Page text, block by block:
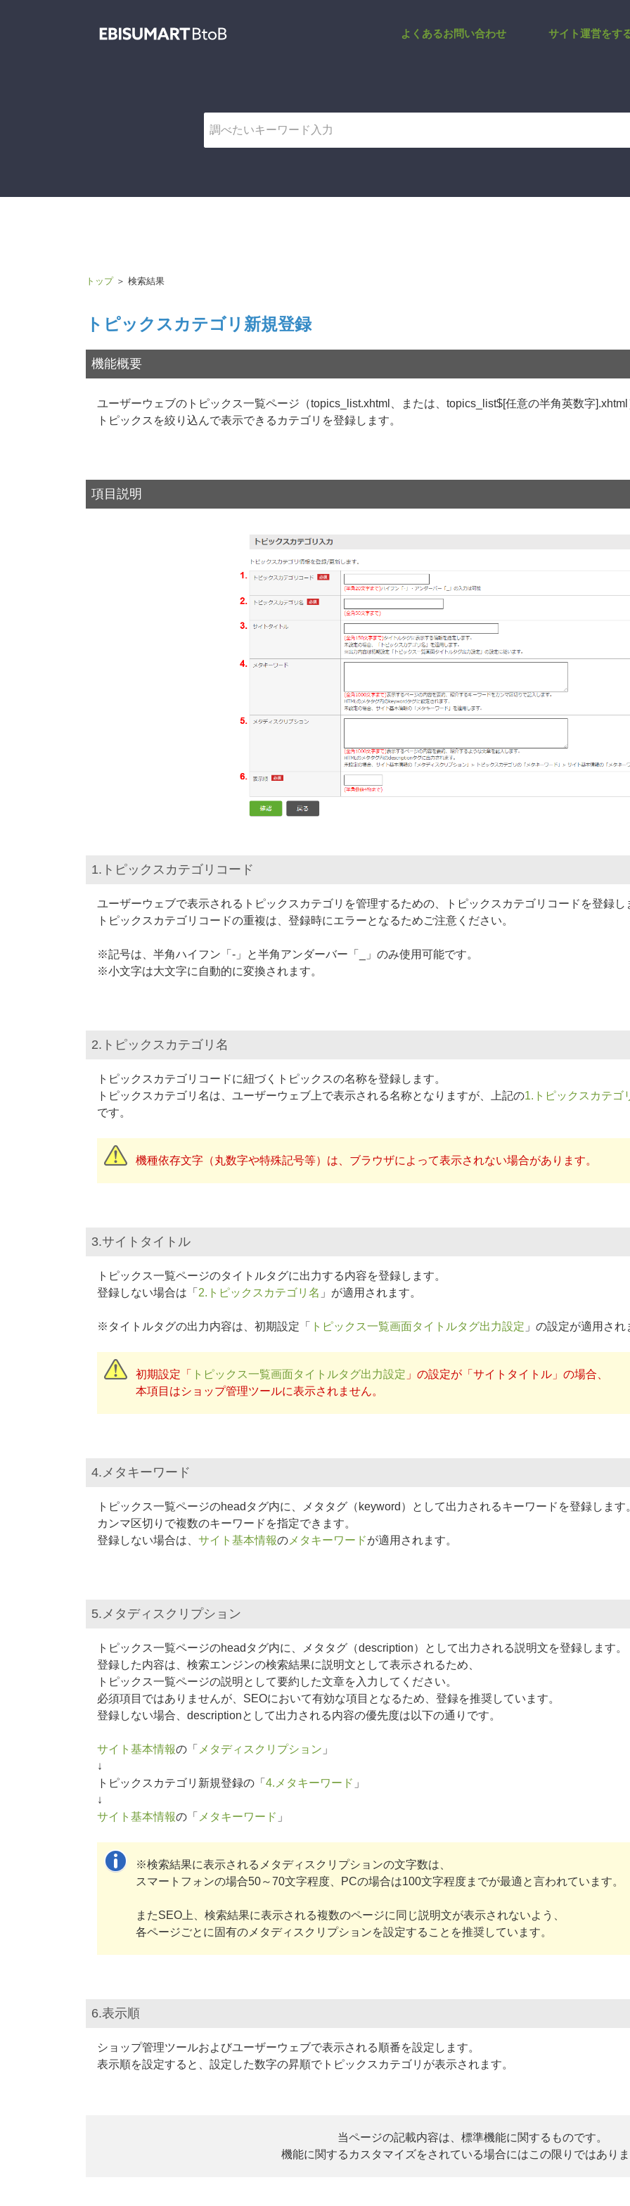
トピックスカテゴリ新規登録 | サポー
よくあるお問い合わせ サイト運営をす
トップ ＞ 検索結果
トピックスカテゴリ新規登録
機能概要
ユーザーウェブのトピックス一覧ページ（topics_list.xhtml、または、topics_list$[任意の半角英数字
トピックスを絞り込んで表示できるカテゴリを登録します。
項目説明
1.トピックスカテゴリコード
ユーザーウェブで表示されるトピックスカテゴリを管理するための、トピックスカテゴリコードを登録し
トピックスカテゴリコードの重複は、登録時にエラーとなるためご注意ください。
※記号は、半角ハイフン「-」と半角アンダーバー「_」のみ使用可能です。
※小文字は大文字に自動的に変換されます。
2.トピックスカテゴリ名
トピックスカテゴリコードに紐づくトピックスの名称を登録します。
トピックスカテゴリ名は、ユーザーウェブ上で表示される名称となりますが、上記の1.トピックスカテゴ
です。
機種依存文字（丸数字や特殊記号等）は、ブラウザによって表示されない場合があります。
3.サイトタイトル
トピックス一覧ページのタイトルタグに出力する内容を登録します。
登録しない場合は「 2.トピックスカテゴリ名 」が適用されます。
※タイトルタグの出力内容は、初期設定「 トピックス一覧画面タイトルタグ出力設定 」の設定が適用され
初期設定「 トピックス一覧画面タイトルタグ出力設定 」の設定が「サイトタイトル」の場合、
本項目はショップ管理ツールに表示されません。
4.メタキーワード
トピックス一覧ページのheadタグ内に、メタタグ（keyword）として出力されるキーワードを登録します
カンマ区切りで複数のキーワードを指定できます。
登録しない場合は、 サイト基本情報の メタキーワードが適用されます。
5.メタディスクリプション
トピックス一覧ページのheadタグ内に、メタタグ（description）として出力される説明文を登録します。
登録した内容は、検索エンジンの検索結果に説明文として表示されるため、
トピックス一覧ページの説明として要約した文章を入力してください。
必須項目ではありませんが、SEOにおいて有効な項目となるため、登録を推奨しています。
登録しない場合、descriptionとして出力される内容の優先度は以下の通りです。
サイト基本情報の「 メタディスクリプション 」
↓
トピックスカテゴリ新規登録の「 4.メタキーワード 」
↓
サイト基本情報の「 メタキーワード 」
※検索結果に表示されるメタディスクリプションの文字数は、
スマートフォンの場合50～70文字程度、PCの場合は100文字程度までが最適と言われています。
またSEO上、検索結果に表示される複数のページに同じ説明文が表示されないよう、
各ページごとに固有のメタディスクリプションを設定することを推奨しています。
6.表示順
ショップ管理ツールおよびユーザーウェブで表示される順番を設定します。
表示順を設定すると、設定した数字の昇順でトピックスカテゴリが表示されます。
当ページの記載内容は、標準機能に関するものです。
機能に関するカスタマイズをされている場合にはこの限りではあり